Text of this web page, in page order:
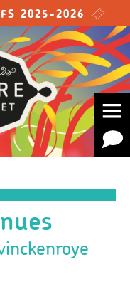
2025-2026